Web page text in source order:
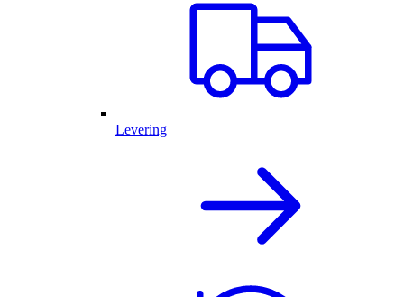
Levering